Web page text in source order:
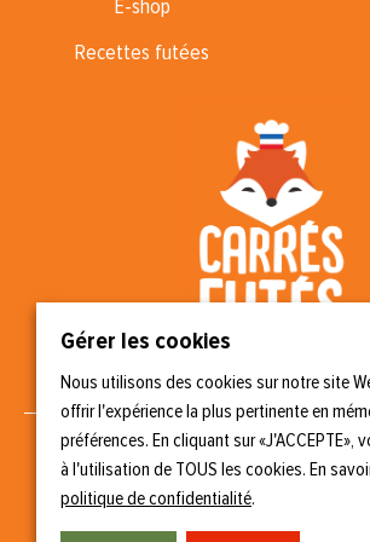
E-shop
Recettes futées
Nous suivre
Gérer les cookies
Nous utilisons des cookies sur notre site
offrir l'expérience la plus pertinente en
préférences. En cliquant sur «J'ACCEPTE»,
à l'utilisation de TOUS les cookies. En
politique de confidentialité.